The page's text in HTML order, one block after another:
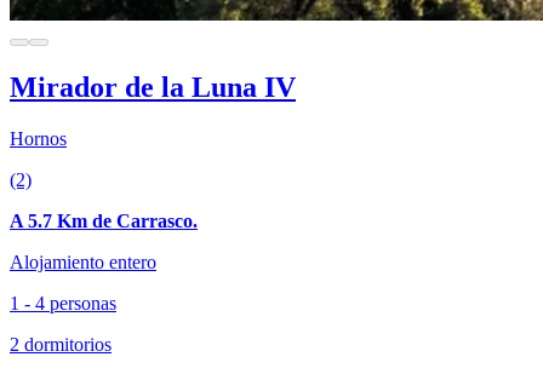
Mirador de la Luna IV
Hornos
(2)
A 5.7 Km de Carrasco.
Alojamiento entero
1 - 4 personas
2 dormitorios